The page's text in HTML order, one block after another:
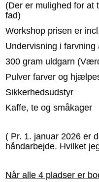
(Der er mulighed for at
fad)
Workshop prisen er
Undervisning i farvning
300 gram uldgarn
Pulver farver og
Sikkerhedsudstyr
Kaffe, te og småkager
( Pr. 1. januar 2026 er
håndarbejde. Hvilket
Når alle 4 pladser er